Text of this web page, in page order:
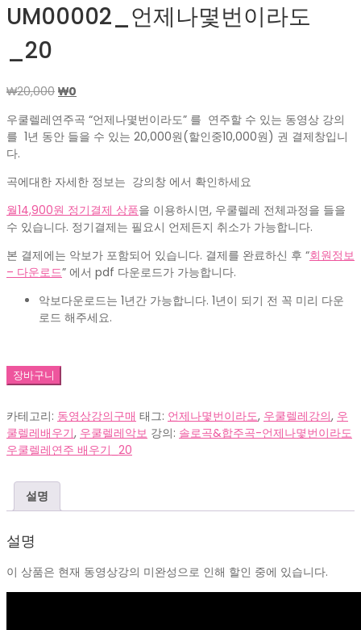
UM00002_언제나몇번이라도
_20
₩20,000 원
가
격:
₩0
가
격:
우쿨렐레연주곡 “언제나몇번이라도” 를 연주할 수 있는 동영상 강의
를 1년 동안 들을 수 있는 20,000원(할인중10,000원) 권 결제창입니
다.
곡에대한 자세한 정보는 강의창 에서 확인하세요
월14,900원 정기결제 상품을 이용하시면, 우쿨렐레 전체과정을 들을
수 있습니다. 정기결제는 필요시 언제든지 취소가 가능합니다.
본 결제에는 악보가 포함되어 있습니다. 결제를 완료하신 후 “회원정보
– 다운로드” 에서 pdf 다운로드가 가능합니다.
악보다운로드는 1년간 가능합니다. 1년이 되기 전 꼭 미리 다운
로드 해주세요.
UM00002_
언
제
나
몇
번
도
수
장바구니
카테고리: 동영상강의구매 태그: 언제나몇번이라도, 우쿨렐레강의, 우
쿨렐레배우기, 우쿨렐레악보 강의: 솔로곡&합주곡-언제나몇번이라도
우쿨렐레연주 배우기_20
설명
설명
이 상품은 현재 동영상강의 미완성으로 인해 할인 중에 있습니다.